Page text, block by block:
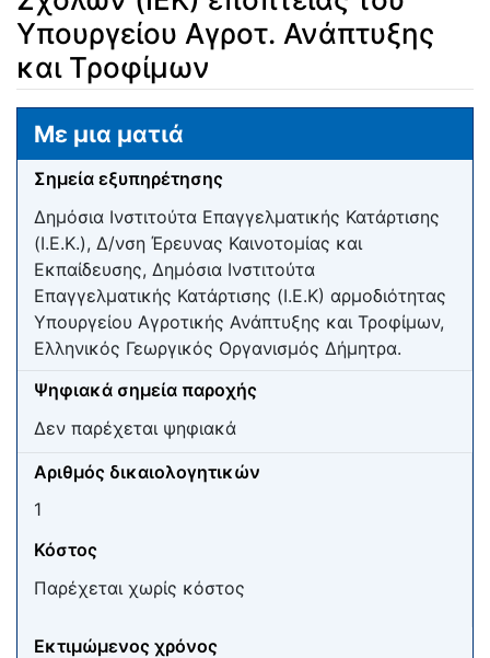
Υπουργείου Αγροτ. Ανάπτυξης
και Τροφίμων
Μετάβαση σε: πλοήγηση
Με μια ματιά
Σημεία εξυπηρέτησης
Δημόσια Ινστιτούτα Επαγγελματικής Κατάρτισης
(Ι.Ε.Κ.), Δ/νση Έρευνας Καινοτομίας και
Εκπαίδευσης, Δημόσια Ινστιτούτα
Επαγγελματικής Κατάρτισης (Ι.Ε.Κ) αρμοδιότητας
Υπουργείου Αγροτικής Ανάπτυξης και Τροφίμων,
Ελληνικός Γεωργικός Οργανισμός Δήμητρα.
Ψηφιακά σημεία παροχής
Δεν παρέχεται ψηφιακά
Αριθμός δικαιολογητικών
1
Κόστος
Παρέχεται χωρίς κόστος
Εκτιμώμενος χρόνος